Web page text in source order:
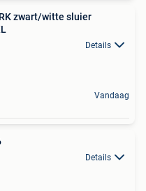
zwart/witte sluier
Details
Vandaag
Details